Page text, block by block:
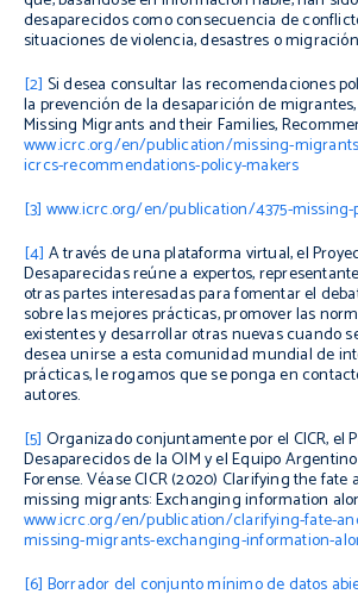
desaparecidos como consecuencia de
situaciones de violencia, desastres o
[2] Si desea consultar las recomendaciones
la prevención de la desaparición de migrantes,
Missing Migrants and their Families,
www.icrc.org/en/publication/missing-
icrcs-recommendations-policy-makers
[3] www.icrc.org/en/publication/4375-
[4] A través de una plataforma virtual, el
Desaparecidas reúne a expertos,
otras partes interesadas para fomentar el
sobre las mejores prácticas, promover las
existentes y desarrollar otras nuevas cuando
desea unirse a esta comunidad mundial de
prácticas, le rogamos que se ponga en
autores.
[5] Organizado conjuntamente por el CICR, el
Desaparecidos de la OIM y el Equipo
Forense.Véase CICR (2020) Clarifying the fate
missing migrants: Exchanging information
www.icrc.org/en/publication/clarifying-fate-
missing-migrants-exchanging-information-
[6] Borrador del conjunto mínimo de datos